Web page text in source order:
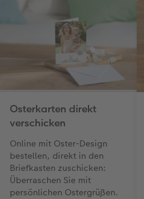
Osterkarten direkt
verschicken
Online mit Oster-Design
bestellen, direkt in den
Briefkasten zuschicken:
Überraschen Sie mit
persönlichen Ostergrüßen.